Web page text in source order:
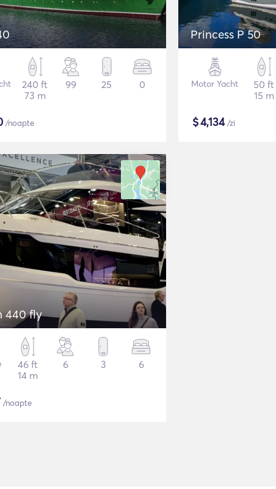
240 ft
73 m
99 25 0
/noapte
Princess P 50
Motor Yacht
50 ft
15 m
$4,134/zi
440 fly
46 ft
14 m
6 3 6
/noapte